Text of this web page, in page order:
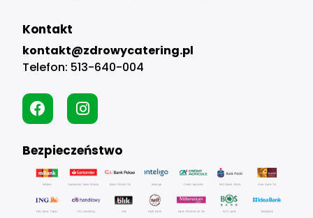
Kontakt
kontakt@zdrowycatering.pl
Telefon: 513-640-004
Bezpieczeństwo